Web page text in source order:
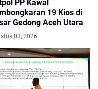
PP Kawal
19 Kios di
Gedong Aceh Utara
03, 2026